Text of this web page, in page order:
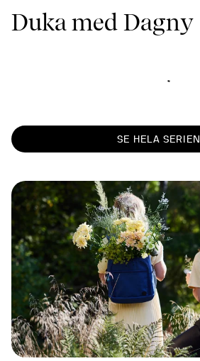
Duka med Dagny
SE HELA SERIEN